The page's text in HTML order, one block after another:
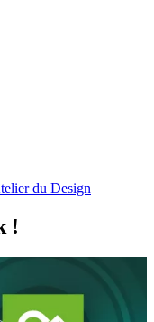
du Design
!